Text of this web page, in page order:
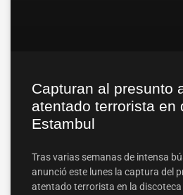
Capturan al presunto
atentado terrorista en
Estambul
Tras varias semanas de intensa
anunció este lunes la captura del
atentado terrorista en la discoteca